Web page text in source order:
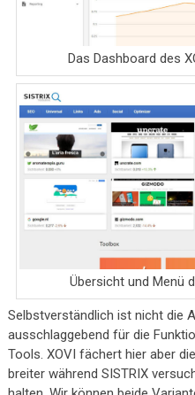
Das Dashboard des
Übersicht und Menü
Selbstverständlich ist nicht die
ausschlaggebend für die
Tools. XOVI fächert hier aber
breiter während SISTRIX